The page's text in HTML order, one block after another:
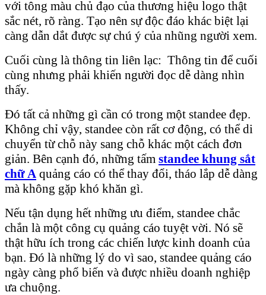
với tông màu chủ đạo của thương hiệu logo thật
sắc nét, rõ ràng. Tạo nên sự độc đáo khác biệt lại
càng dẫn dắt được sự chú ý của nhũng người xem.
Cuối cùng là thông tin liên lạc: Thông tin để cuối
cùng nhưng phải khiến người đọc dễ dàng nhìn
thấy.
Đó tất cả những gì cần có trong một standee đẹp.
Không chỉ vậy, standee còn rất cơ động, có thể di
chuyển từ chỗ này sang chỗ khác một cách đơn
giản. Bên cạnh đó, những tấm standee khung sắt
chữ A quảng cáo có thể thay đổi, tháo lắp dễ dàng
mà không gặp khó khăn gì.
Nếu tận dụng hết những ưu điểm, standee chắc
chắn là một công cụ quảng cáo tuyệt vời. Nó sẽ
thật hữu ích trong các chiến lược kinh doanh của
bạn. Đó là những lý do vì sao, standee quảng cáo
ngày càng phổ biến và được nhiều doanh nghiệp
ưa chuộng.